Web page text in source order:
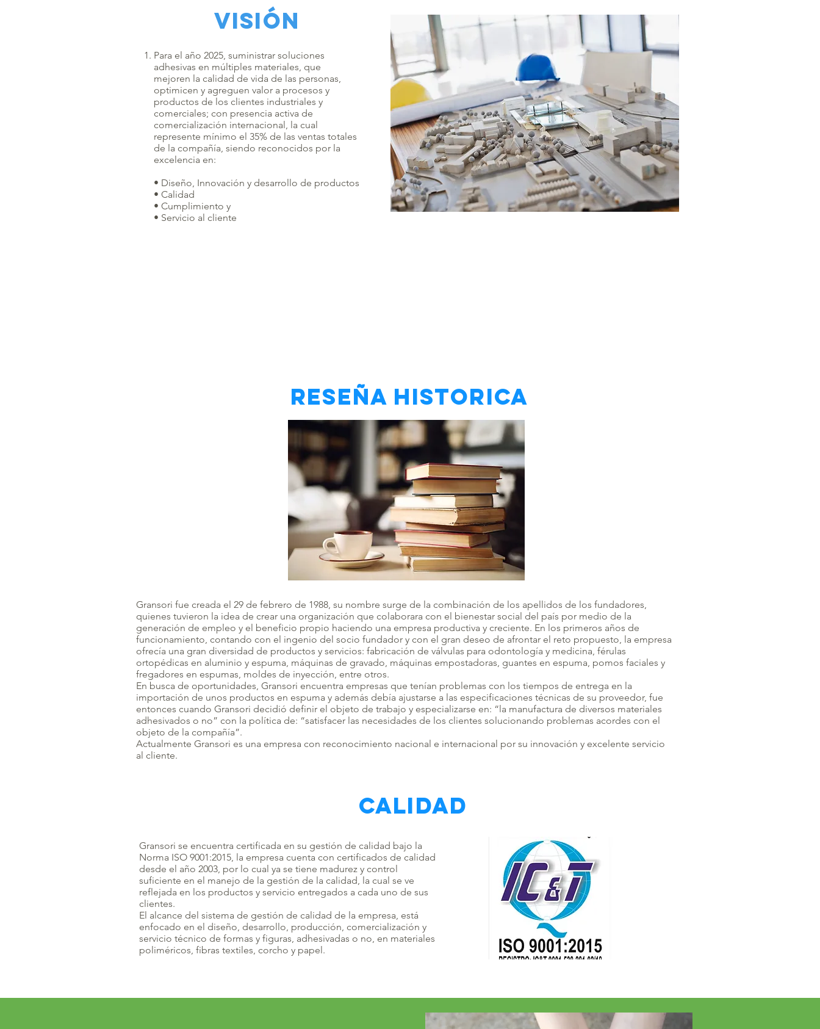
VISIÓN
Para el año 2025, suministrar soluciones
adhesivas en múltiples materiales, que
mejoren la calidad de vida de las personas,
optimicen y agreguen valor a procesos y
productos de los clientes industriales y
comerciales; con presencia activa de
comercialización internacional, la cual
represente mínimo el 35% de las ventas totales
de la compañía, siendo reconocidos por la
excelencia en:
• Diseño, Innovación y desarrollo de productos
• Calidad
• Cumplimiento y
• Servicio al cliente
RESEÑA HISTORICA
Gransori fue creada el 29 de febrero de 1988, su nombre surge de la combinación de los apellidos de los fundadores,
quienes tuvieron la idea de crear una organización que colaborara con el bienestar social del país por medio de la
generación de empleo y el beneficio propio haciendo una empresa productiva y creciente. En los primeros años de
funcionamiento, contando con el ingenio del socio fundador y con el gran deseo de afrontar el reto propuesto, la empresa
ofrecía una gran diversidad de productos y servicios: fabricación de válvulas para odontología y medicina, férulas
ortopédicas en aluminio y espuma, máquinas de gravado, máquinas empostadoras, guantes en espuma, pomos faciales y
fregadores en espumas, moldes de inyección, entre otros.
En busca de oportunidades, Gransori encuentra empresas que tenían problemas con los tiempos de entrega en la
importación de unos productos en espuma y además debía ajustarse a las especificaciones técnicas de su proveedor, fue
entonces cuando Gransori decidió definir el objeto de trabajo y especializarse en: “la manufactura de diversos materiales
adhesivados o no” con la política de: “satisfacer las necesidades de los clientes solucionando problemas acordes con el
objeto de la compañía”.
Actualmente Gransori es una empresa con reconocimiento nacional e internacional por su innovación y excelente servicio
al cliente.
CALIDAD
Gransori se encuentra certificada en su gestión de calidad bajo la
Norma ISO 9001:2015, la empresa cuenta con certificados de calidad
desde el año 2003, por lo cual ya se tiene madurez y control
suficiente en el manejo de la gestión de la calidad, la cual se ve
reflejada en los productos y servicio entregados a cada uno de sus
clientes.
El alcance del sistema de gestión de calidad de la empresa, está
enfocado en el diseño, desarrollo, producción, comercialización y
servicio técnico de formas y figuras, adhesivadas o no, en materiales
poliméricos, fibras textiles, corcho y papel.